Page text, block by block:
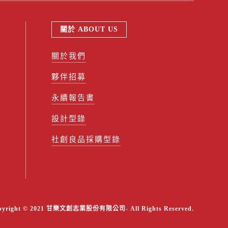
關於 ABOUT US
關於我們
夥伴招募
永續報告書
設計型錄
社創良品採購型錄
© 2021 甘樂文創志業股份有限公司- All Rights Reserved.